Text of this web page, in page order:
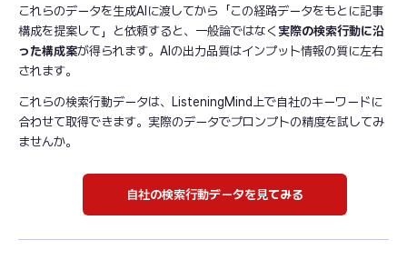
これらのデータを生成AIに渡してから「この経路データをもとに記事
構成を提案して」と依頼すると、一般論ではなく 実際の検索行動に沿
った構成案が得られます。AIの出力品質はインプット情報の質に左右
されます。
これらの検索行動データは、ListeningMind上で自社のキーワードに
合わせて取得できます。実際のデータでプロンプトの精度を試してみ
ませんか。
自社の検索行動データを見てみる